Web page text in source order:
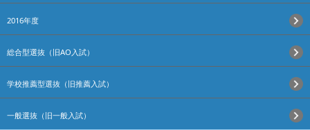
2016年度
総合型選抜（旧AO入試）
学校推薦型選抜（旧推薦入試）
一般選抜（旧一般入試）